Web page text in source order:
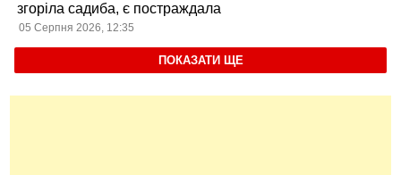
згоріла садиба, є постраждала
05 Серпня 2026, 12:35
ПОКАЗАТИ ЩЕ